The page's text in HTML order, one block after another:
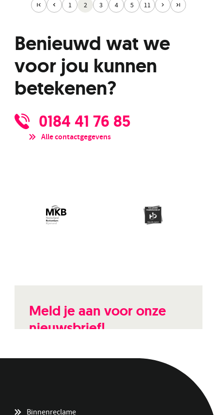
1 2 3 4 5 11
Benieuwd wat we
voor jou kunnen
betekenen?
0184 41 76 85
Alle contactgegevens
Meld je aan voor onze
nieuwsbrief!
Binnenreclame